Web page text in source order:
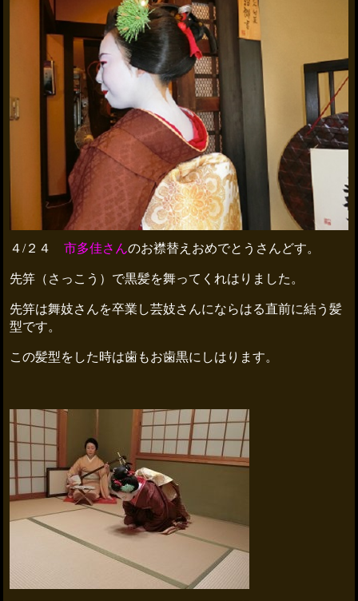
４/２４市多佳さんのお襟替えおめでとうさんどす。
先笄（さっこう）で黒髪を舞ってくれはりました。
先笄は舞妓さんを卒業し芸妓さんにならはる直前に結う髪
型です。
この髪型をした時は歯もお歯黒にしはります。